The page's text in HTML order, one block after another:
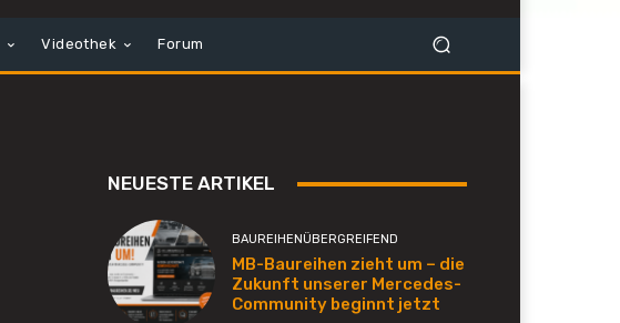
Videothek Forum
NEUESTE ARTIKEL
BAUREIHENÜBERGREIFEND
MB-Baureihen zieht um – die
Zukunft unserer Mercedes-
Community beginnt jetzt